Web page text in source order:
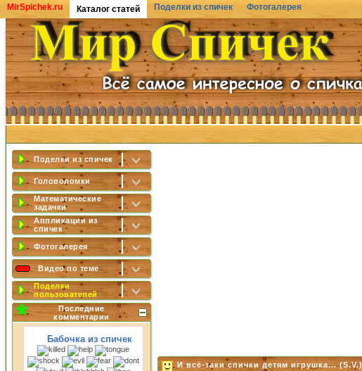
MirSpichek.ru Каталог статей Поделки из спичек Фотогалерея
Поделки из спичек
Головоломки
Математические
задачки
Аппликации из
спичек
Фотогалерея
Видео по теме
Поделки
пользователей
Последние
комментарии
Бабочка из спичек
И всё-таки спички детям игрушка... (S.V.)